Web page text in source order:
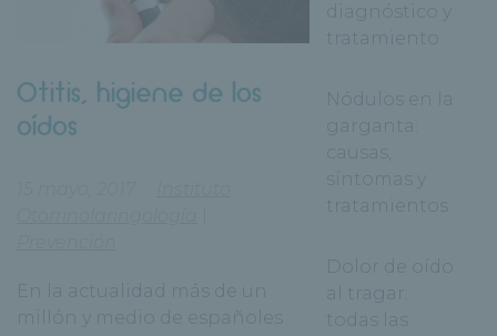
Otitis, higiene de los
oídos
En la actualidad más de un
millón y medio de españoles
diagnóstico y
tratamiento
Nódulos en la
garganta:
causas,
síntomas y
tratamientos
Dolor de oído
al tragar:
todas las